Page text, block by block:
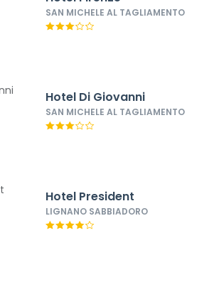
SAN MICHELE AL TAGLIAMENTO
Hotel Di Giovanni
SAN MICHELE AL TAGLIAMENTO
Hotel President
LIGNANO SABBIADORO